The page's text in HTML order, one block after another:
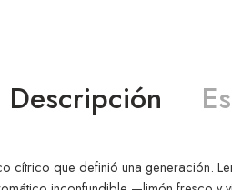
Descripción
cítrico que definió una generación.